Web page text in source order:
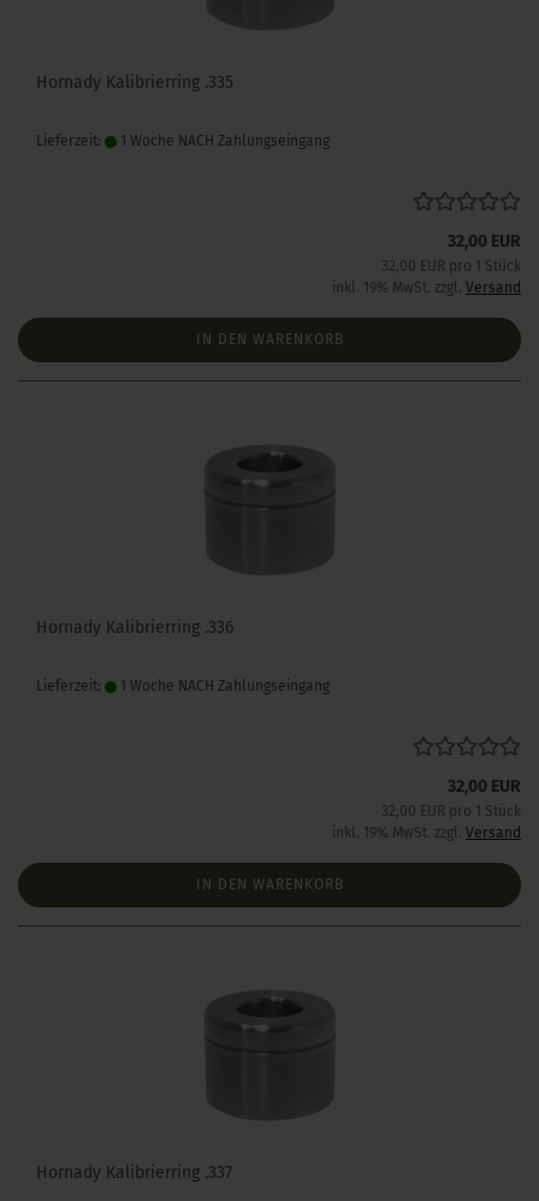
Hornady Kalibrierring .335
Lieferzeit: 1 Woche NACH Zahlungseingang
32,00 EUR
32,00 EUR pro 1 Stück
inkl. 19% MwSt. zzgl. Versand
IN DEN WARENKORB
Hornady Kalibrierring .336
Lieferzeit: 1 Woche NACH Zahlungseingang
32,00 EUR
32,00 EUR pro 1 Stück
inkl. 19% MwSt. zzgl. Versand
IN DEN WARENKORB
Hornady Kalibrierring .337